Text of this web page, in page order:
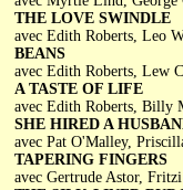
THE LOVE SWINDLE
avec Edith Roberts, Leo
BEANS
avec Edith Roberts, Lew
A TASTE OF LIFE
avec Edith Roberts, Billy
SHE HIRED A
avec Pat O'Malley,
TAPERING FINGERS
avec Gertrude Astor,